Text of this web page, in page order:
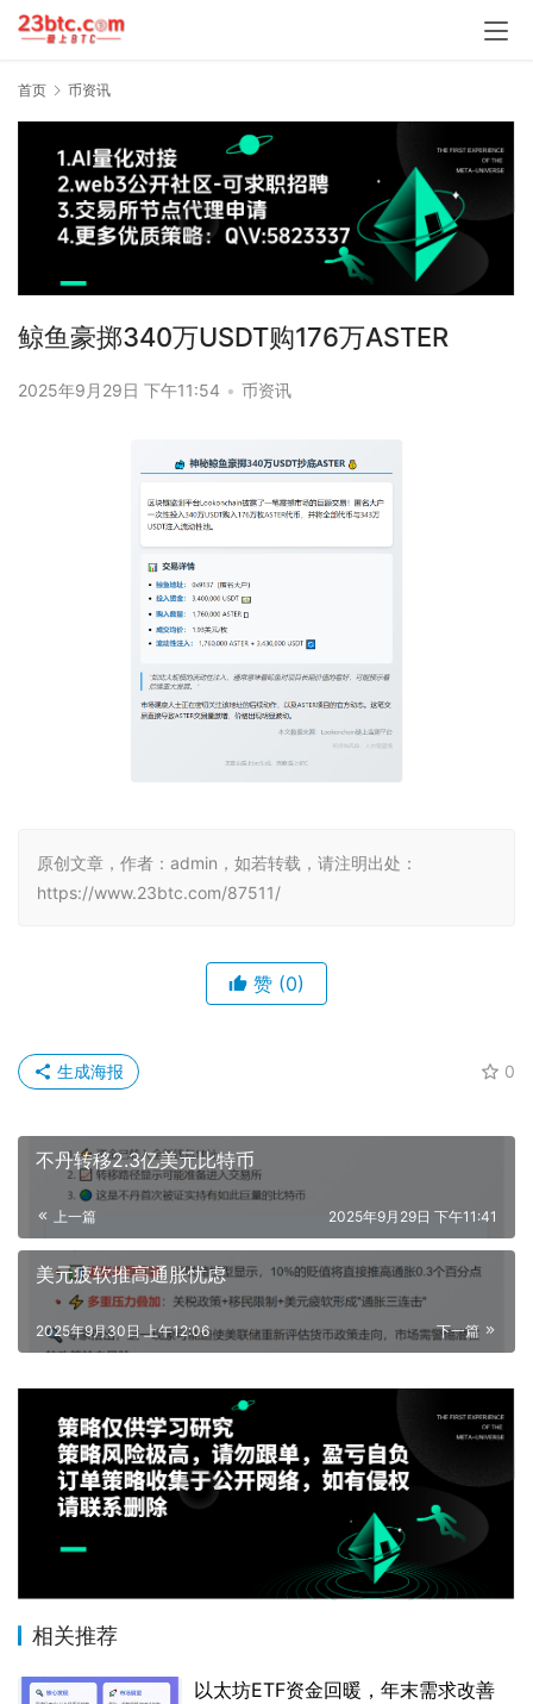
首页 币资讯
鲸鱼豪掷340万USDT购176万ASTER
2025年9月29日 下午11:54 • 币资讯
原创文章，作者：admin，如若转载，请注明出处：
https://www.23btc.com/87511/
赞 (0)
0
生成海报
不丹转移2.3亿美元比特币
上一篇 2025年9月29日 下午11:41
美元疲软推高通胀忧虑
下一篇
2025年9月30日 上午12:06
相关推荐
以太坊ETF资金回暖，年末需求改善